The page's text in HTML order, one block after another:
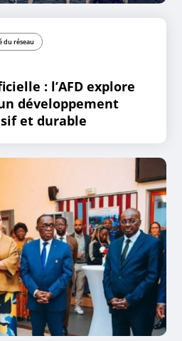
du réseau
: l’AFD explore
développement
et durable